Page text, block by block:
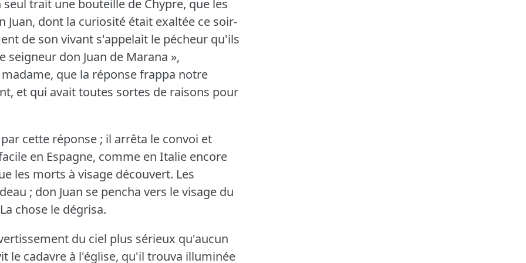
trait une bouteille de Chypre, que les
Juan, dont la curiosité était exaltée ce soir-
de son vivant s'appelait le pécheur qu'ils
seigneur don Juan de Marana »,
que la réponse frappa notre
et qui avait toutes sortes de raisons pour
cette réponse ; il arrêta le convoi et
en Espagne, comme en Italie encore
les morts à visage découvert. Les
; don Juan se pencha vers le visage du
La chose le dégrisa.
du ciel plus sérieux qu'aucun
le cadavre à l'église, qu'il trouva illuminée